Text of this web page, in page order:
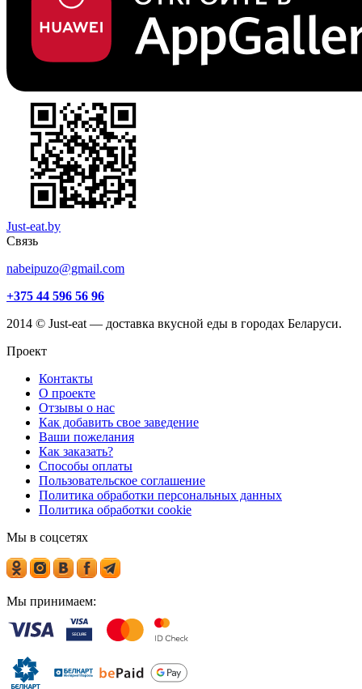
Just-eat.by
Связь
nabeipuzo@gmail.com
+375 44 596 56 96
2014 © Just-eat — доставка вкусной еды в городах Беларуси.
Проект
Контакты
О проекте
Отзывы о нас
Как добавить свое заведение
Ваши пожелания
Как заказать?
Способы оплаты
Пользовательское соглашение
Политика обработки персональных данных
Политика обработки cookie
Мы в соцсетях
Мы принимаем: